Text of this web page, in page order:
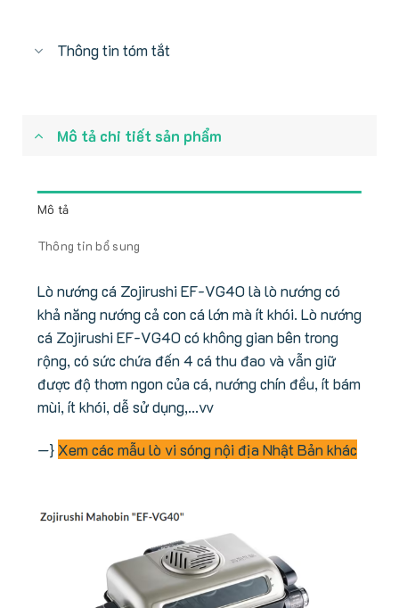
Thông tin tóm tắt
Mô tả chi tiết sản phẩm
Mô tả
Thông tin bổ sung
Lò nướng cá Zojirushi EF-VG40 là lò nướng có
khả năng nướng cả con cá lớn mà ít khói. Lò nướng
cá Zojirushi EF-VG40 có không gian bên trong
rộng, có sức chứa đến 4 cá thu đao và vẫn giữ
được độ thơm ngon của cá, nướng chín đều, ít bám
mùi, ít khói, dễ sử dụng,…vv
—} Xem các mẫu lò vi sóng nội địa Nhật Bản khác